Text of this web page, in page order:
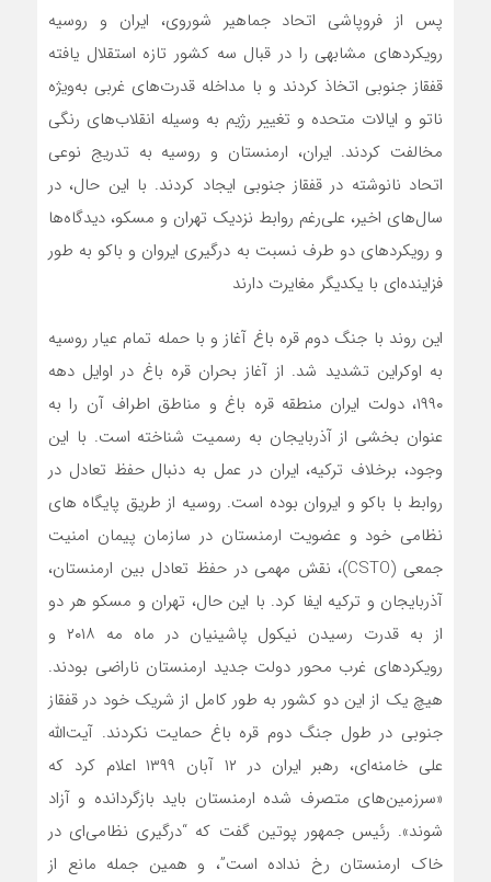
پس از فروپاشی اتحاد جماهیر شوروی، ایران و روسیه
رویکردهای مشابهی را در قبال سه کشور تازه استقلال یافته
قفقاز جنوبی اتخاذ کردند و با مداخله قدرت‌های غربی به‌ویژه
ناتو و ایالات متحده و تغییر رژیم به وسیله انقلاب‌های رنگی
مخالفت کردند. ایران، ارمنستان و روسیه به تدریج نوعی
اتحاد نانوشته در قفقاز جنوبی ایجاد کردند. با این حال، در
سال‌های اخیر، علی‌رغم روابط نزدیک تهران و مسکو، دیدگاه‌ها
و رویکردهای دو طرف نسبت به درگیری ایروان و باکو به طور
فزاینده‌ای با یکدیگر مغایرت دارند
این روند با جنگ دوم قره باغ آغاز و با حمله تمام عیار روسیه
به اوکراین تشدید شد. از آغاز بحران قره باغ در اوایل دهه
۱۹۹۰، دولت ایران منطقه قره باغ و مناطق اطراف آن را به
عنوان بخشی از آذربایجان به رسمیت شناخته است. با این
وجود، برخلاف ترکیه، ایران در عمل به دنبال حفظ تعادل در
روابط با باکو و ایروان بوده است. روسیه از طریق پایگاه های
نظامی خود و عضویت ارمنستان در سازمان پیمان امنیت
جمعی (CSTO)، نقش مهمی در حفظ تعادل بین ارمنستان،
آذربایجان و ترکیه ایفا کرد. با این حال، تهران و مسکو هر دو
از به قدرت رسیدن نیکول پاشینیان در ماه مه ۲۰۱۸ و
رویکردهای غرب محور دولت جدید ارمنستان ناراضی بودند.
هیچ یک از این دو کشور به طور کامل از شریک خود در قفقاز
جنوبی در طول جنگ دوم قره باغ حمایت نکردند. آیت‌الله
علی خامنه‌ای، رهبر ایران در ۱۲ آبان ۱۳۹۹ اعلام کرد که
«سرزمین‌های متصرف شده ارمنستان باید بازگردانده و آزاد
شوند». رئیس جمهور پوتین گفت که “درگیری نظامی‌ای در
خاک ارمنستان رخ نداده است”، و همین جمله مانع از